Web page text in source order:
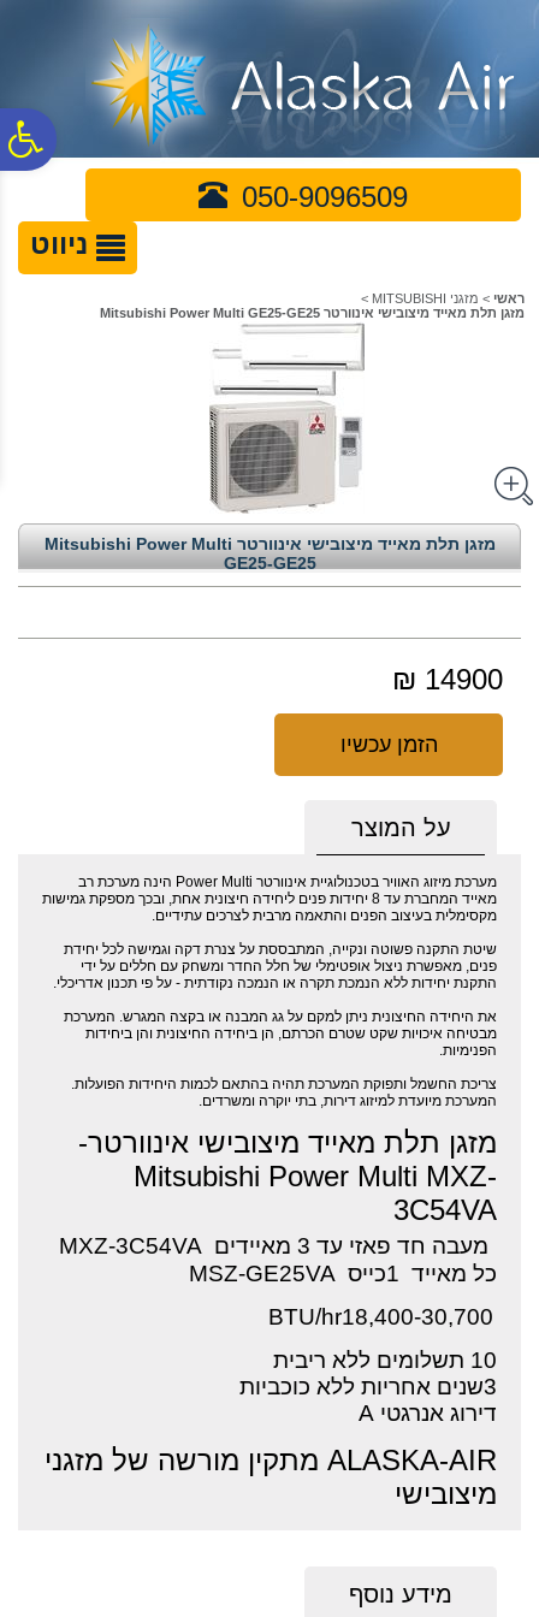
נגישות
המרכזי
050-9096509
ניווט
ראשי > מזגני MITSUBISHI
>
מזגן תלת מאייד מיצובישי אינוורטר Mitsubishi Power Multi GE25-GE25
מזגן תלת מאייד מיצובישי אינוורטר Mitsubishi Power Multi
GE25-GE25
14900 ₪
הזמן עכשיו
על המוצר
מערכת מיזוג האוויר בטכנולוגיית אינוורטר Power Multi הינה מערכת רב
מאייד המחברת עד 8 יחידות פנים ליחידה חיצונית אחת, ובכך מספקת גמישות
מקסימלית בעיצוב הפנים והתאמה מרבית לצרכים עתידיים.
שיטת התקנה פשוטה ונקייה, המתבססת על צנרת דקה וגמישה לכל יחידת
פנים, מאפשרת ניצול אופטימלי של חלל החדר ומשחק עם חללים על ידי
התקנת יחידות ללא הנמכת תקרה או הנמכה נקודתית - על פי תכנון אדריכלי.
את היחידה החיצונית ניתן למקם על גג המבנה או בקצה המגרש. המערכת
מבטיחה איכויות שקט שטרם הכרתם, הן ביחידה החיצונית והן ביחידות
הפנימיות.
צריכת החשמל ותפוקת המערכת תהיה בהתאם לכמות היחידות הפועלות.
המערכת מיועדת למיזוג דירות, בתי יוקרה ומשרדים.
מזגן תלת מאייד מיצובישי אינוורטר-
Mitsubishi Power Multi MXZ-
3C54VA
מעבה חד פאזי עד 3 מאיידים MXZ-3C54VA
כל מאייד 1כייס MSZ-GE25VA
BTU/hr18,400-30,700
10 תשלומים ללא ריבית
3שנים אחריות ללא כוכביות
דירוג אנרגטי A
ALASKA-AIR מתקין מורשה של מזגני
מיצובישי
מידע נוסף